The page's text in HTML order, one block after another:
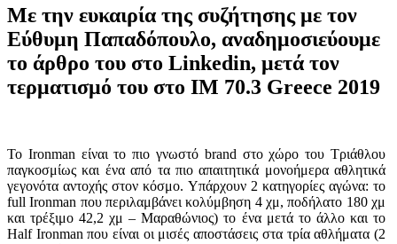
Με την ευκαιρία της συζήτησης με τον
Εύθυμη Παπαδόπουλο, αναδημοσιεύουμε
το άρθρο του στο Linkedin, μετά τον
τερματισμό του στο IM 70.3 Greece 2019
Το Ironman είναι το πιο γνωστό brand στο χώρο του Τριάθλου
παγκοσμίως και ένα από τα πιο απαιτητικά μονοήμερα αθλητικά
γεγονότα αντοχής στον κόσμο. Υπάρχουν 2 κατηγορίες αγώνα: το
full Ironman που περιλαμβάνει κολύμβηση 4 χμ, ποδήλατο 180 χμ
και τρέξιμο 42,2 χμ – Μαραθώνιος) το ένα μετά το άλλο και το
Half Ironman που είναι οι μισές αποστάσεις στα τρία αθλήματα (2